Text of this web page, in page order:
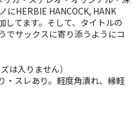
にHERBIE HANCOCK, HANK
してます。そして、タイトルの
でサックスに寄り添うようにコ
は入りません）
・スレあり。軽度角潰れ、縁軽